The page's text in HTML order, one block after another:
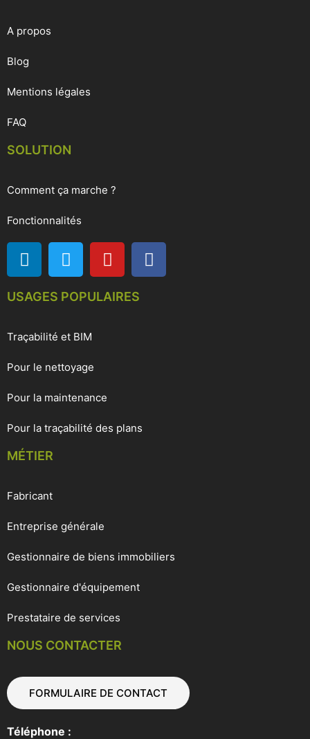
A propos
Blog
Mentions légales
FAQ
SOLUTION
Comment ça marche ?
Fonctionnalités
USAGES POPULAIRES
Traçabilité et BIM
Pour le nettoyage
Pour la maintenance
Pour la traçabilité des plans
MÉTIER
Fabricant
Entreprise générale
Gestionnaire de biens immobiliers
Gestionnaire d'équipement
Prestataire de services
NOUS CONTACTER
FORMULAIRE DE CONTACT
Téléphone :